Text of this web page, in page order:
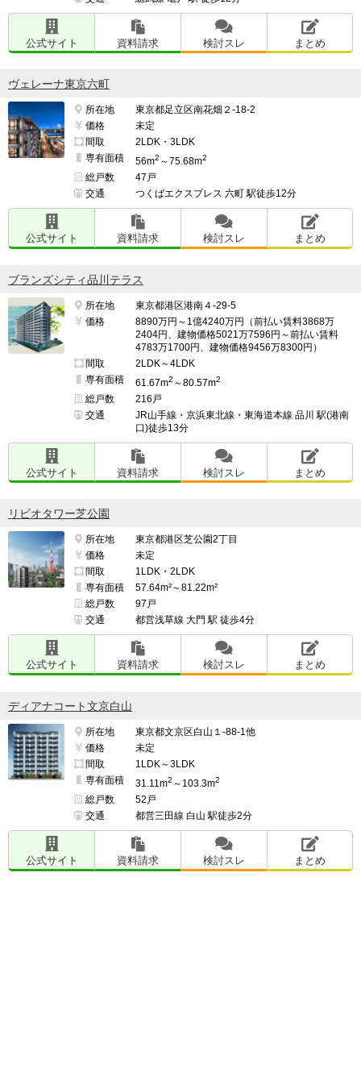
公式サイト 資料請求 検討スレ まとめ
ヴェレーナ東京六町
所在地
東京都足立区南花畑２-18-2
価格
未定
間取
2LDK・3LDK
専有面積
56m2 ～75.68m2
総戸数
47戸
交通
つくばエクスプレス 六町 駅徒歩12分
公式サイト 資料請求 検討スレ まとめ
ブランズシティ品川テラス
所在地
東京都港区港南４-29-5
価格
8890万円～1億4240万円（前払い賃料3868万
2404円、建物価格5021万7596円～前払い賃料
4783万1700円、建物価格9456万8300円）
間取
2LDK～4LDK
専有面積
61.67m2 ～80.57m2
総戸数
216戸
交通
JR山手線・京浜東北線・東海道本線 品川 駅(港南
口)徒歩13分
公式サイト 資料請求 検討スレ まとめ
リビオタワー芝公園
所在地
東京都港区芝公園2丁目
価格
未定
間取
1LDK・2LDK
専有面積
57.64m²～81.22m²
総戸数
97戸
交通
都営浅草線 大門 駅 徒歩4分
公式サイト 資料請求 検討スレ まとめ
ディアナコート文京白山
所在地
東京都文京区白山１-88-1他
価格
未定
間取
1LDK～3LDK
専有面積
31.11m2 ～103.3m2
総戸数
52戸
交通
都営三田線 白山 駅徒歩2分
公式サイト 資料請求 検討スレ まとめ